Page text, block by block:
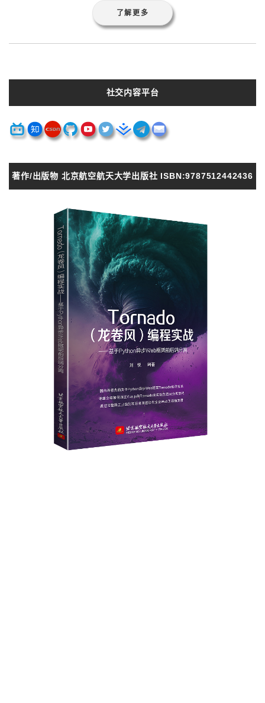
了解更多
社交内容平台
著作/出版物 北京航空航天大学出版社 ISBN:9787512442436